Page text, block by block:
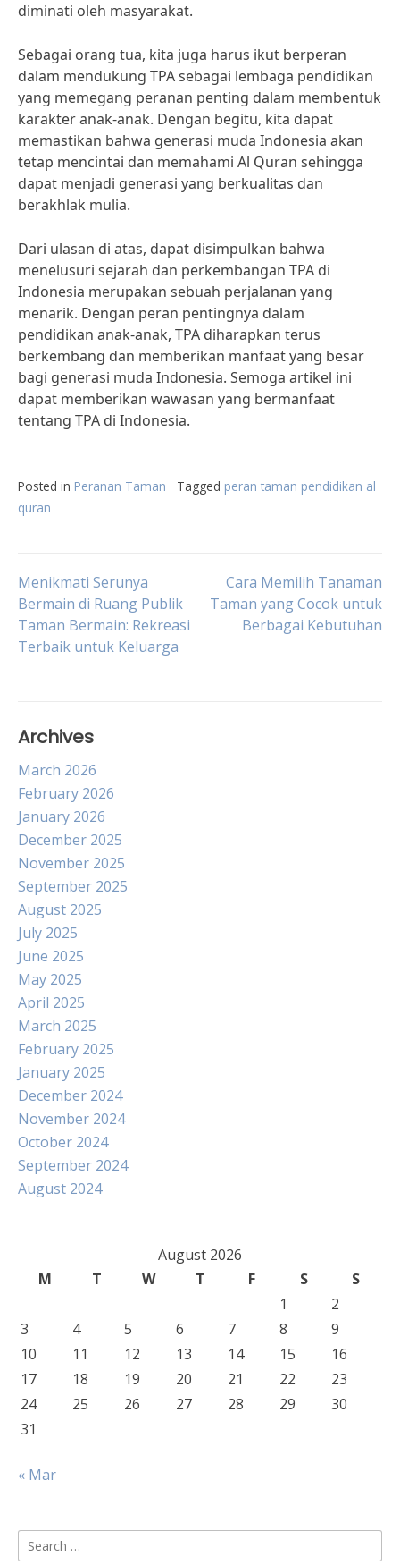
diminati oleh masyarakat.
Sebagai orang tua, kita juga harus ikut berperan
dalam mendukung TPA sebagai lembaga pendidikan
yang memegang peranan penting dalam membentuk
karakter anak-anak. Dengan begitu, kita dapat
memastikan bahwa generasi muda Indonesia akan
tetap mencintai dan memahami Al Quran sehingga
dapat menjadi generasi yang berkualitas dan
berakhlak mulia.
Dari ulasan di atas, dapat disimpulkan bahwa
menelusuri sejarah dan perkembangan TPA di
Indonesia merupakan sebuah perjalanan yang
menarik. Dengan peran pentingnya dalam
pendidikan anak-anak, TPA diharapkan terus
berkembang dan memberikan manfaat yang besar
bagi generasi muda Indonesia. Semoga artikel ini
dapat memberikan wawasan yang bermanfaat
tentang TPA di Indonesia.
Posted in Peranan Taman Tagged peran taman pendidikan al
quran
Post
navigation
Menikmati Serunya
Bermain di Ruang Publik
Taman Bermain: Rekreasi
Terbaik untuk Keluarga
Cara Memilih Tanaman
Taman yang Cocok untuk
Berbagai Kebutuhan
Archives
March 2026
February 2026
January 2026
December 2025
November 2025
September 2025
August 2025
July 2025
June 2025
May 2025
April 2025
March 2025
February 2025
January 2025
December 2024
November 2024
October 2024
September 2024
August 2024
August 2026
M
T W T F S
S
1
2
3
4 5 6 7 8
9
10
11 12 13 14 15
16
17
18 19 20 21 22
23
24
25 26 27 28 29
30
31
« Mar
Search